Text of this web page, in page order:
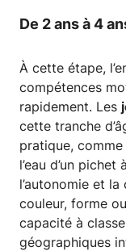
De 2 ans à 4
À cette étape,
compétences
rapidement. Les
cette tranche
pratique,
l’eau d’un
l’autonomie et
couleur, forme
capacité à
géographiques